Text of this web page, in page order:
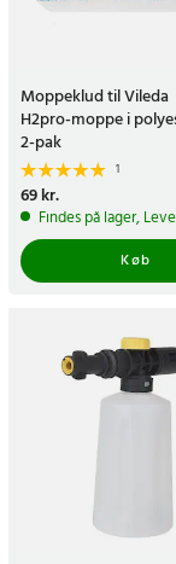
Moppeklud til Vileda
H2pro-moppe i
2-pak
1
Pris:69 kr.
69 kr.
Findes på lager,
Køb